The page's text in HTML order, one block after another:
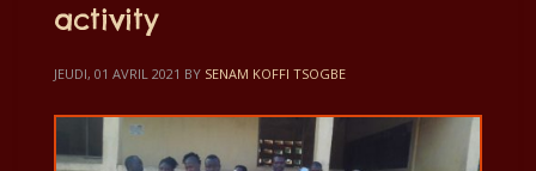
activity
JEUDI, 01 AVRIL 2021 BY SENAM KOFFI TSOGBE